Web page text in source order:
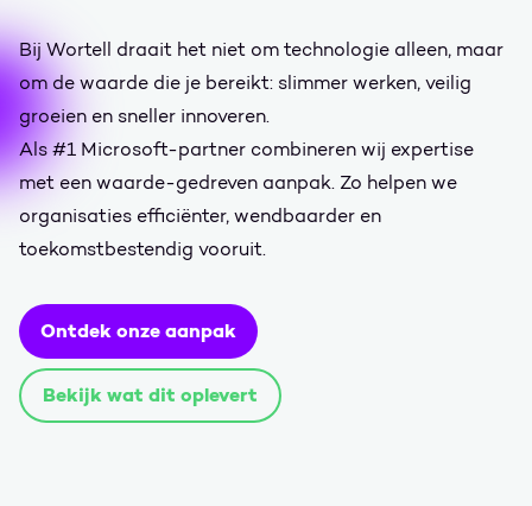
Bij Wortell draait het niet om technologie alleen, maar
om de waarde die je bereikt: slimmer werken, veilig
groeien en sneller innoveren.
Als #1 Microsoft-partner combineren wij expertise
met een waarde-gedreven aanpak. Zo helpen we
organisaties efficiënter, wendbaarder en
toekomstbestendig vooruit.
Ontdek onze aanpak
Bekijk wat dit oplevert